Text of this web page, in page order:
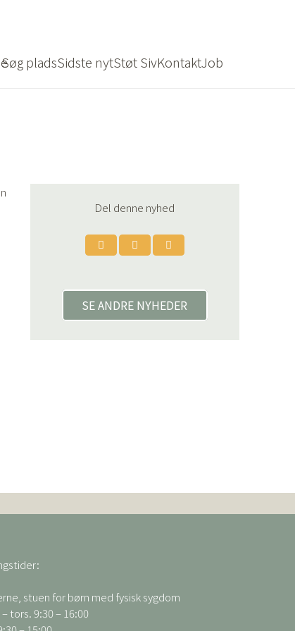
Søg pladsSidste nytStøt SivKontaktJob
Del denne nyhed
SE ANDRE NYHEDER
stuen for børn med fysisk sygdom
– tors. 9:30 – 16:00